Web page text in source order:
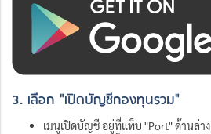
3. เลือก "เปิดบัญชีกองทุนรวม"
เมนูเปิดบัญชี อยู่ที่แท็บ "Port" ด้านล่าง